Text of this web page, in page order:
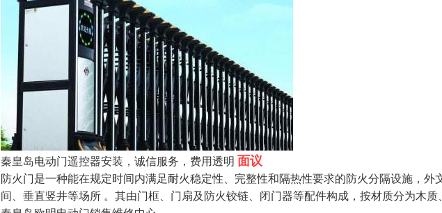
秦皇岛电动门遥控器安装，诚信服务，费用透明 面议
防火门是一种能在规定时间内满足耐火稳定性、完整性和隔热性要求的防火分隔设施，
间、垂直竖井等场所 。其由门框、门扇及防火铰链、闭门器等配件构成，按材质分为木